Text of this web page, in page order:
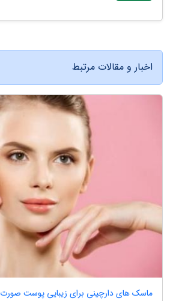
اخبار و مقالات مرتبط
ماسک های دارچینی برای زیبایی پوست صورت